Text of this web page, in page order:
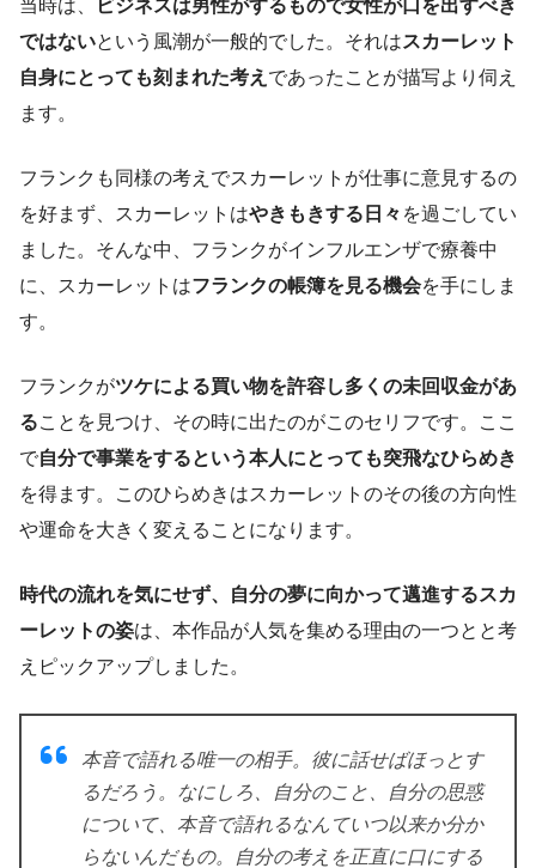
当時は、
ビジネスは男性がするもので女性が口を出すべき
ではないという風潮が一般的でした。それはスカーレット
自身にとっても刻まれた考え であったことが描写より伺え
ます。
フランクも同様の考えでスカーレットが仕事に意見するの
を好まず、スカーレットはやきもきする日々 を過ごしてい
ました。そんな中、フランクがインフルエンザで療養中
に、スカーレットはフランクの帳簿を見る機会を手にしま
す。
フランクがツケによる買い物を許容し多くの未回収金があ
ることを見つけ、その時に出たのがこのセリフです。ここ
で自分で事業をするという本人にとっても突飛なひらめき
を得ます。このひらめきはスカーレットのその後の方向性
や運命を大きく変えることになります。
時代の流れを気にせず、自分の夢に向かって邁進するスカ
ーレットの姿は、本作品が人気を集める理由の一つとと考
えピックアップしました。
本音で語れる唯一の相手。彼に話せばほっとす
るだろう。なにしろ、自分のこと、自分の思惑
について、本音で語れるなんていつ以来か分か
らないんだもの。自分の考えを正直に口にする